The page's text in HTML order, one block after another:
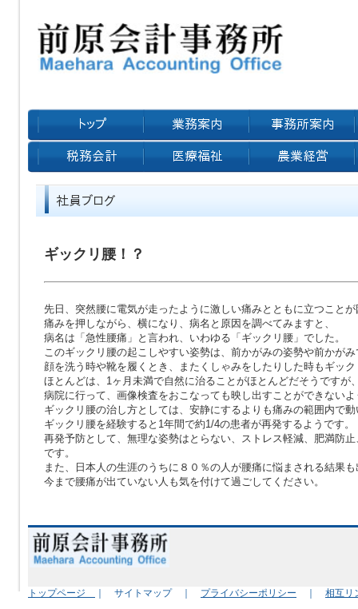
ギックリ腰！？
先日、突然腰に電気が走ったように激しい痛みとともに立つこと
痛みを押しながら、横になり、病名と原因を調べてみますと、
病名は「急性腰痛」と言われ、いわゆる「ギックリ腰」でした。
このギックリ腰の起こしやすい姿勢は、前かがみの姿勢や前かが
顔を洗う時や靴を履くとき、またくしゃみをしたりした時もギッ
ほとんどは、1ヶ月未満で自然に治ることがほとんどだそうですが
病院に行って、画像検査をおこなっても映し出すことができない
ギックリ腰の治し方としては、安静にするよりも痛みの範囲内で
ギックリ腰を経験すると1年間で約1/4の患者が再発するようです。
再発予防として、無理な姿勢はとらない、ストレス軽減、肥満防
です。
また、日本人の生涯のうちに８０％の人が腰痛に悩まされる結果
今まで腰痛が出ていない人も気を付けて過ごしてください。
トップページ ｜ サイトマップ ｜ プライバシーポリシー ｜ 相互リ